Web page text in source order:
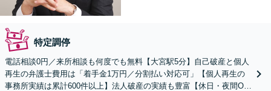
特定調停
電話相談0円／来所相談も何度でも無料【大宮駅5分】自己破産と個人
再生の弁護士費用は「着手金1万円／分割払い対応可」【個人再生の
事務所実績は累計600件以上】法人破産の実績も豊富【休日・夜間O